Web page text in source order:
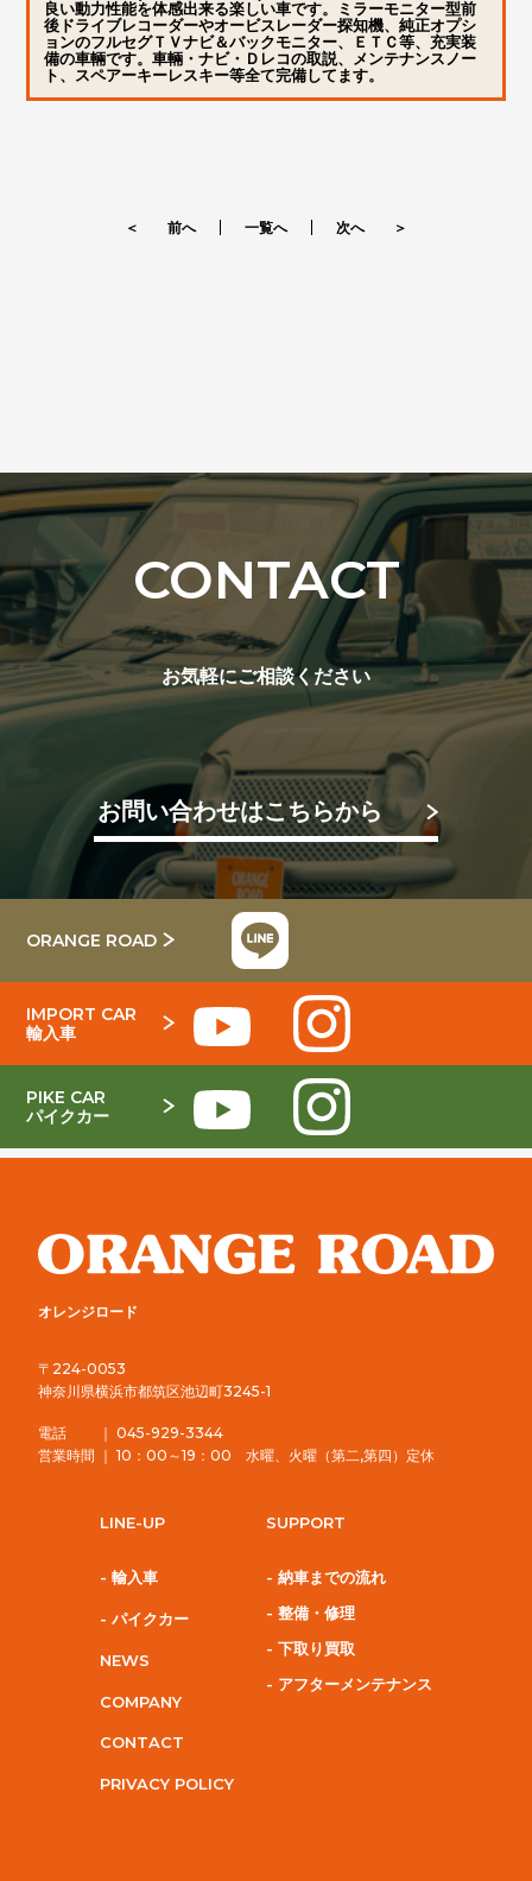
良い動力性能を体感出来る楽しい車です。ミラーモニター型前
後ドライブレコーダーやオービスレーダー探知機、純正オプシ
ョンのフルセグＴＶナビ＆バックモニター、ＥＴＣ等、充実装
備の車輛です。車輛・ナビ・Ｄレコの取説、メンテナンスノー
ト、スペアーキーレスキー等全て完備してます。
＜ 前へ 一覧へ 次へ ＞
CONTACT
お気軽にご相談ください
お問い合わせはこちらから
ORANGE ROAD
IMPORT CAR
輸入車
PIKE CAR
パイクカー
オレンジロード
〒224-0053
神奈川県横浜市都筑区池辺町3245-1
電話 ｜ 045-929-3344
営業時間 ｜ 10：00～19：00 水曜、火曜（第二,第四）定休
LINE-UP
- 輸入車
- パイクカー
NEWS
COMPANY
CONTACT
PRIVACY POLICY
SUPPORT
- 納車までの流れ
- 整備・修理
- 下取り買取
- アフターメンテナンス